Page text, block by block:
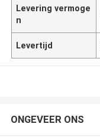
Levering vermoge
n
Levertijd
ONGEVEER ONS